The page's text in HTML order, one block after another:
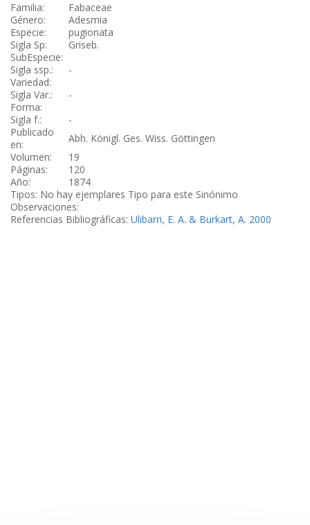
Familia:
Fabaceae
Género:
Adesmia
Especie:
pugionata
Sigla Sp:
Griseb.
SubEspecie:
Sigla ssp.:
-
Variedad:
Sigla Var.:
-
Forma:
Sigla f.:
-
Publicado
en:
Abh. Königl. Ges. Wiss. Göttingen
Volumen:
19
Páginas:
120
Año:
1874
Tipos: No hay ejemplares Tipo para este Sinónimo
Observaciones:
Referencias Bibliográficas: Ulibarri, E. A. & Burkart, A. 2000